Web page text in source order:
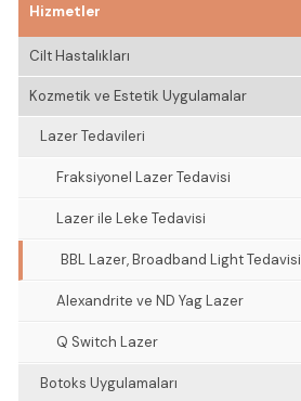
Hizmetler
Cilt Hastalıkları
Kozmetik ve Estetik Uygulamalar
Lazer Tedavileri
Fraksiyonel Lazer Tedavisi
Lazer ile Leke Tedavisi
BBL Lazer, Broadband Light Tedavisi
Alexandrite ve ND Yag Lazer
Q Switch Lazer
Botoks Uygulamaları